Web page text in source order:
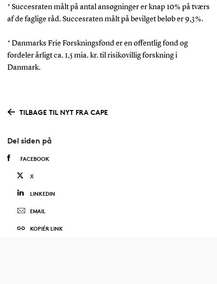
* Succesraten målt på antal ansøgninger er knap 10% på tværs
af de faglige råd. Succesraten målt på bevilget beløb er 9,3 %.
* Danmarks Frie Forskningsfond er en offentlig fond og
fordeler årligt ca. 1,5 mia. kr. til risikovillig forskning i
Danmark.
TILBAGE TIL NYT FRA CAPE
Del siden på
FACEBOOK
X
LINKEDIN
EMAIL
KOPIÉR LINK